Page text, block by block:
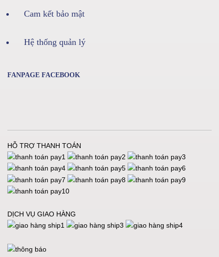
Cam kết bảo mật
Hệ thống quản lý
FANPAGE FACEBOOK
HỖ TRỢ THANH TOÁN
DỊCH VỤ GIAO HÀNG